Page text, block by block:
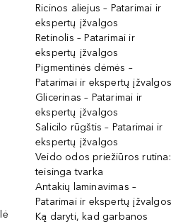
Ricinos aliejus – Patarimai ir
ekspertų įžvalgos
Retinolis – Patarimai ir
ekspertų įžvalgos
Pigmentinės dėmės –
Patarimai ir ekspertų įžvalgos
Glicerinas – Patarimai ir
ekspertų įžvalgos
Salicilo rūgštis – Patarimai ir
ekspertų įžvalgos
Veido odos priežiūros rutina:
teisinga tvarka
Antakių laminavimas –
Patarimai ir ekspertų įžvalgos
Ką daryti, kad garbanos